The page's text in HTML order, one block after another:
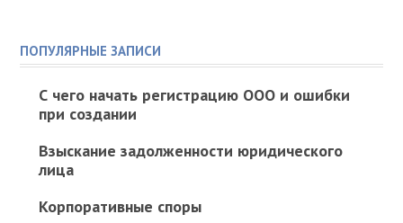
ПОПУЛЯРНЫЕ ЗАПИСИ
С чего начать регистрацию ООО и ошибки
при создании
Взыскание задолженности юридического
лица
Корпоративные споры